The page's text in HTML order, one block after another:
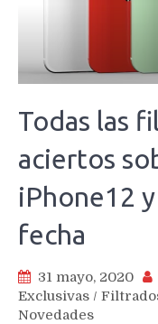
Todas las
aciertos
iPhone12
fecha
31 mayo, 2020
Exclusivas /
Novedades